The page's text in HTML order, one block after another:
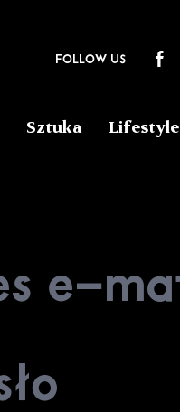
FOLLOW US
Sztuka Lifestyle